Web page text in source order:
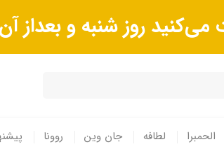
الحمبرا لطافه جان وین روونا